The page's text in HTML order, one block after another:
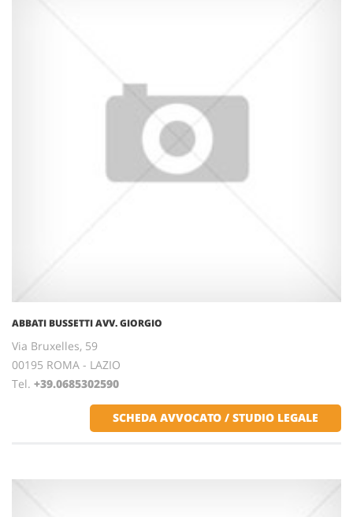
ABBATI BUSSETTI AVV. GIORGIO
Via Bruxelles, 59
00195 ROMA - LAZIO
Tel. +39.0685302590
SCHEDA AVVOCATO / STUDIO LEGALE